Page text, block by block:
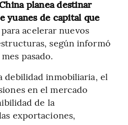
planea destinar
yuanes de capital que
para acelerar nuevos
según informó
pasado.
debilidad inmobiliaria, el
en el mercado
de la
exportaciones,